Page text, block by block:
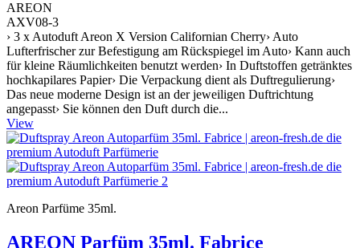
AREON
AXV08-3
› 3 x Autoduft Areon X Version Californian Cherry› Auto
Lufterfrischer zur Befestigung am Rückspiegel im Auto› Kann auch
für kleine Räumlichkeiten benutzt werden› In Duftstoffen getränktes
hochkapilares Papier› Die Verpackung dient als Duftregulierung›
Das neue moderne Design ist an der jeweiligen Duftrichtung
angepasst› Sie können den Duft durch die...
View
Areon Parfüme 35ml.
AREON Parfüm 35ml. Fabrice